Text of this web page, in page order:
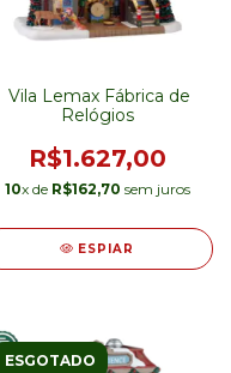
Vila Lemax Fábrica de
Relógios
R$1.627,00
10x de R$162,70 sem juros
ESPIAR
ESGOTADO